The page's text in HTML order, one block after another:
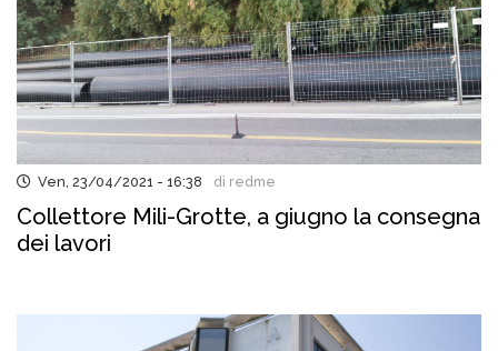
Ven, 23/04/2021 - 16:38 di redme
Collettore Mili-Grotte, a giugno la consegna
dei lavori